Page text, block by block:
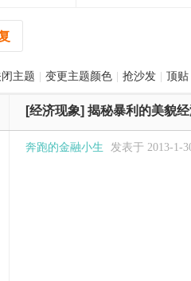
闭主题 变更主题颜色 抢沙发 顶贴
[经济现象] 揭秘暴利的美貌
奔跑的金融小生 发表于 2013-1-